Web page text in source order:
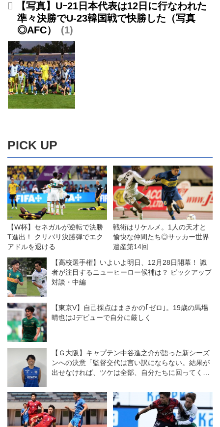
【写真】Uｰ21日本代表は12日に行なわれた
準々決勝でU-23韓国戦で快勝した（写真
◎AFC）
1
PICK UP
【W杯】セネガルが逆転で決勝
T進出！ クリバリ決勝弾でエク
アドルを退ける
戦術はリケルメ。1人の天才と
愉快な仲間たち◎サッカー世界
遺産第14回
【高校選手権】いよいよ明日、12月28日開幕！ 識
者が注目するニューヒーロー候補は？ ピックアップ
対談・中編
【東京V】自己採点はまさかの｢ゼロ｣。19歳の馬場
晴也はJデビューで自分に厳しく
【Ｇ大阪】キャプテン中谷進之介が語った新シーズ
ンへの決意「監督交代は言い訳にならない。結果が
出せなければ、ツケは全部、自分たちに回ってく